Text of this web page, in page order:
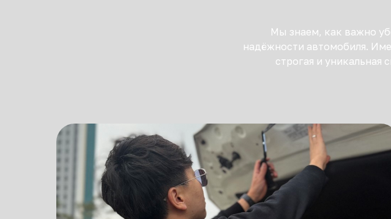
Мы знаем, как важно
надёжности автомобиля.
строгая и уникальная